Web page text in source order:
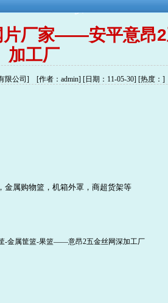
梦!
片厂家——安平意昂
加工厂
限公司] [作者：admin] [日期：11-05-30] [热度： ]
金属购物篮，机箱外罩，商超货架等
-金属筐篮-果篮——意昂2五金丝网深加工厂